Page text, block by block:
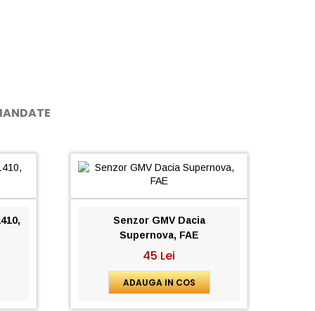
Senzor GMV Dacia
Supernova, FAE
45 Lei
ADAUGA IN COS